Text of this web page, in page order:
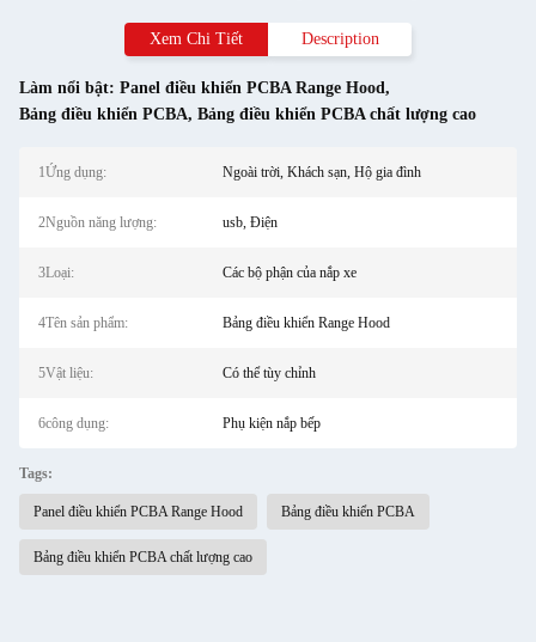
Xem Chi Tiết Description
Làm nổi bật: Panel điều khiển PCBA Range Hood,
Bảng điều khiển PCBA, Bảng điều khiển PCBA chất lượng cao
1Ứng dụng: Ngoài trời, Khách sạn, Hộ gia đình
2Nguồn năng lượng: usb, Điện
3Loại: Các bộ phận của nắp xe
4Tên sản phẩm: Bảng điều khiển Range Hood
5Vật liệu: Có thể tùy chỉnh
6công dụng: Phụ kiện nắp bếp
Tags:
Panel điều khiển PCBA Range Hood Bảng điều khiển PCBA
Bảng điều khiển PCBA chất lượng cao